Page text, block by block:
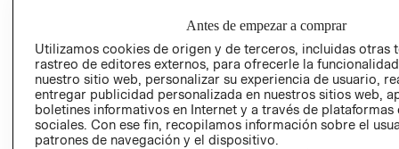
EMPRESARIAL
CONDICIONES
AVISO DE
PRIVACIDAD
GIFT CARD
AVISO DE
COOKIES
Antes de empezar a comprar
Utilizamos cookies de origen y de terceros, incluidas otras
rastreo de editores externos, para ofrecerle la
nuestro sitio web, personalizar su experiencia de usuario,
entregar publicidad personalizada en nuestros sitios web,
boletines informativos en Internet y a través de plataformas
sociales. Con ese fin, recopilamos información sobre el
patrones de navegación y el dispositivo.